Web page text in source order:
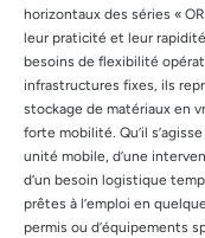
horizontaux des séries «
leur praticité et leur
besoins de flexibilité
infrastructures fixes, ils
stockage de matériaux en
forte mobilité. Qu’il
unité mobile, d’une
d’un besoin logistique
prêtes à l’emploi en
permis ou d’équipements